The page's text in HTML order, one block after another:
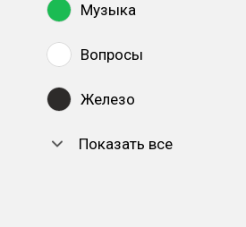
Музыка
Вопросы
Железо
Показать все